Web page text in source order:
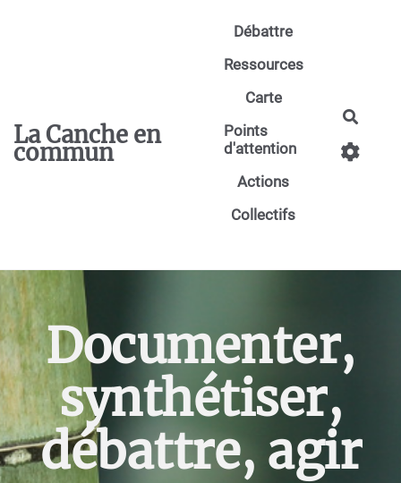
La Canche en
commun
Débattre
Ressources
Carte
Points
d'attention
Actions
Collectifs
Documenter,
synthétiser,
débattre, agir